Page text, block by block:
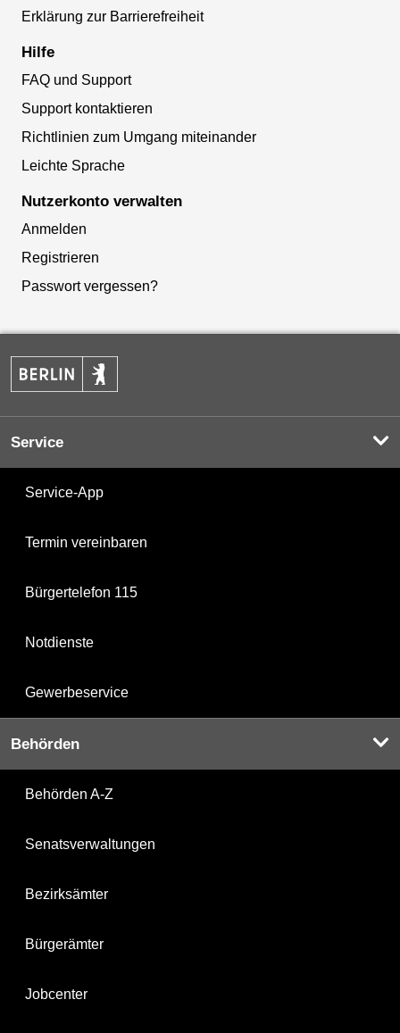
Erklärung zur Barrierefreiheit
Hilfe
FAQ und Support
Support kontaktieren
Richtlinien zum Umgang miteinander
Leichte Sprache
Nutzerkonto verwalten
Anmelden
Registrieren
Passwort vergessen?
Service
Service-App
Termin vereinbaren
Bürgertelefon 115
Notdienste
Gewerbeservice
Behörden
Behörden A-Z
Senatsverwaltungen
Bezirksämter
Bürgerämter
Jobcenter